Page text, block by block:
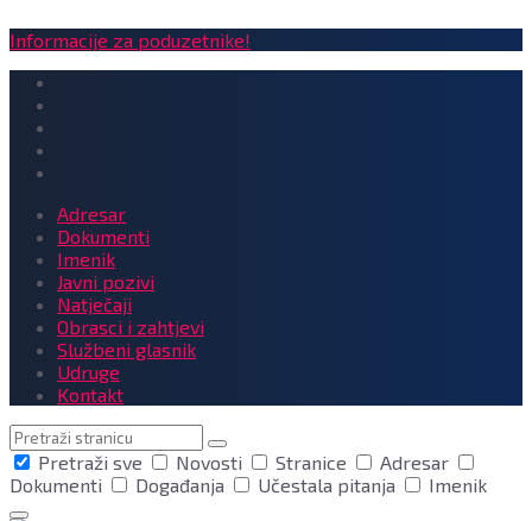
Informacije za poduzetnike!
Adresar
Dokumenti
Imenik
Javni pozivi
Natječaji
Obrasci i zahtjevi
Službeni glasnik
Udruge
Kontakt
Pretraga
Pretraži sve
Novosti Stranice
Adresar
Dokumenti
Događanja Učestala pitanja Imenik